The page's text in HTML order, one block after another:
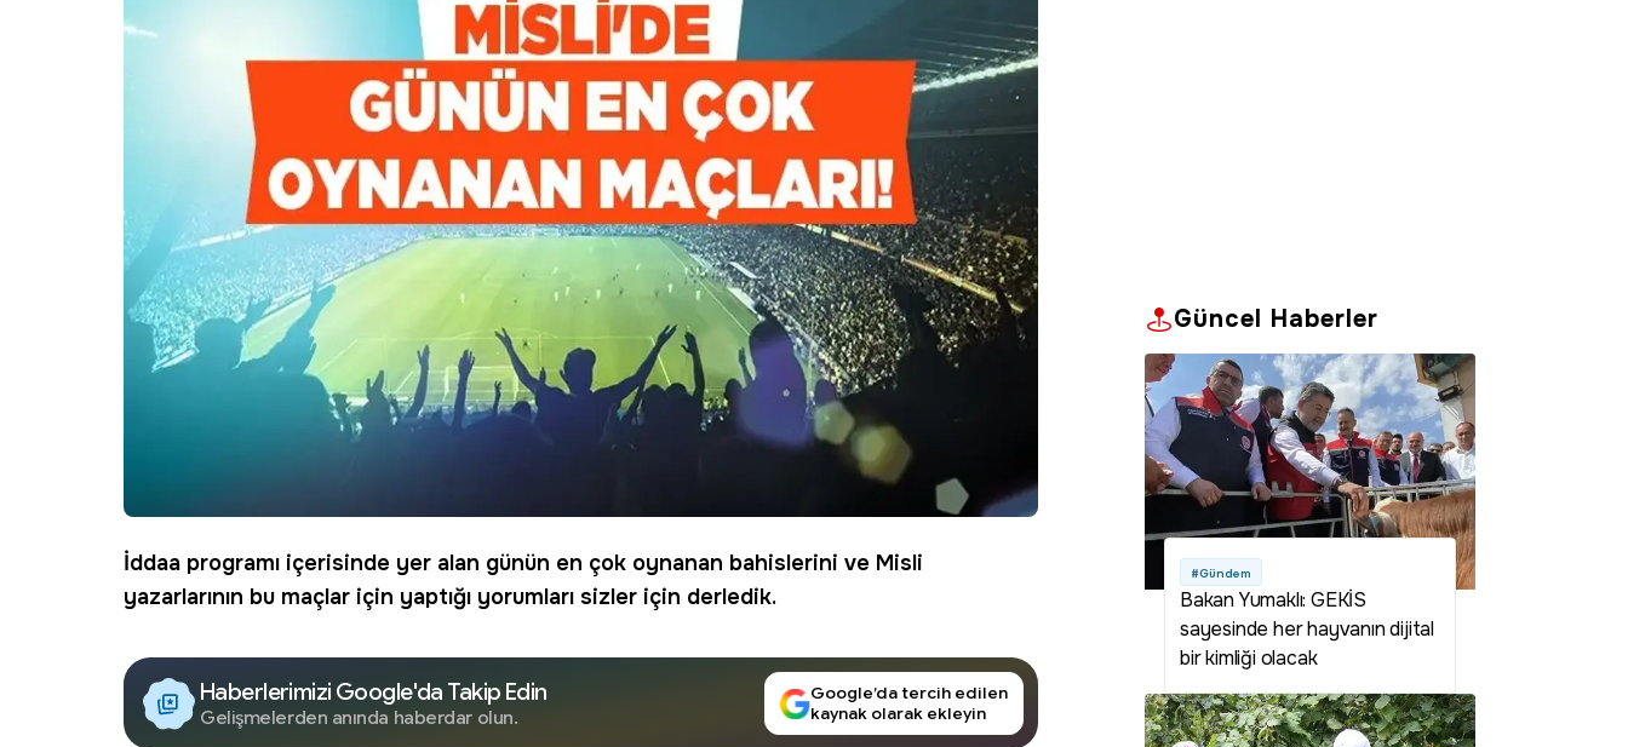
İddaa programı içerisinde yer alan günün en çok oynanan bahislerini ve Misli
yazarlarının bu maçlar için yaptığı yorumları sizler için derledik.
Haberlerimizi Google'da Takip Edin
Gelişmelerden anında haberdar olun.
Google’da tercih edilen
kaynak olarak ekleyin
Güncel Haberler
#Gündem
Bakan Yumaklı: GEKİS
sayesinde her hayvanın dijital
bir kimliği olacak